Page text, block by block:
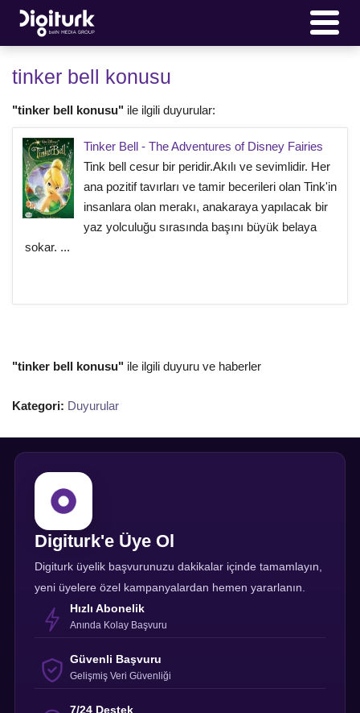
tinker bell konusu
"tinker bell konusu" ile ilgili duyurular:
Tinker Bell - The Adventures of Disney Fairies
Tink bell cesur bir peridir.Akılı ve sevimlidir. Her
ana pozitif tavırları ve tamir becerileri olan Tink'in
insanlara olan merakı, anakaraya yapılacak bir
yaz yolculuğu sırasında başını büyük belaya
sokar. ...
"tinker bell konusu" ile ilgili duyuru ve haberler
Kategori: Duyurular
Digiturk'e Üye Ol
Digiturk üyelik başvurunuzu dakikalar içinde tamamlayın,
yeni üyelere özel kampanyalardan hemen yararlanın.
Hızlı Abonelik
Anında Kolay Başvuru
Güvenli Başvuru
Gelişmiş Veri Güvenliği
7/24 Destek